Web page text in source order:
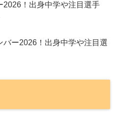
2026！出身中学や注目選手
ー2026！出身中学や注目選